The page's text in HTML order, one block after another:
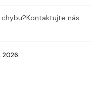
chybu?Kontaktujte nás
2026